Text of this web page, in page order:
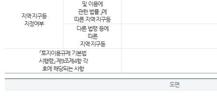
지역·지구등
지정여부
및 이용에
관한 법률 」에
따른 지역·지구등
다른 법령 등에
따른
지역·지구등
「토지이용규제 기본법
시행령」 제9조제4항 각
호에 해당되는 사항
도면